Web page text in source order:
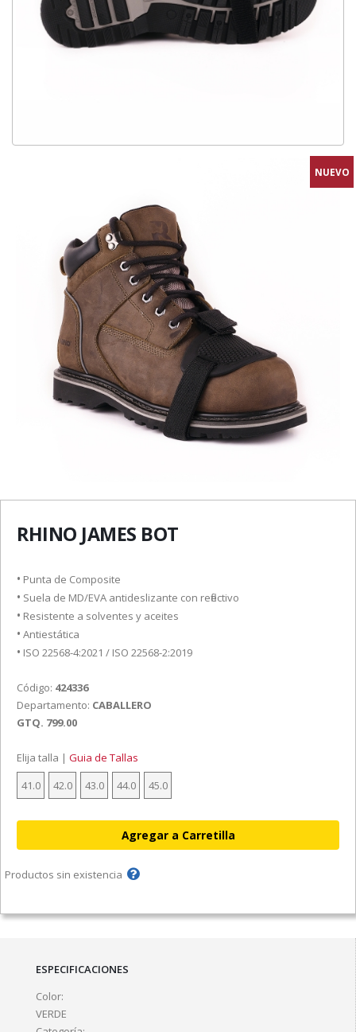
NUEVO
RHINO JAMES BOT
• Punta de Composite
• Suela de MD/EVA antideslizante con reflectivo
• Resistente a solventes y aceites
• Antiestática
• ISO 22568-4:2021 / ISO 22568-2:2019
Código: 424336
Departamento: CABALLERO
GTQ. 799.00
Elija talla | Guia de Tallas
41.0
42.0 43.0 44.0 45.0
Productos sin existencia
ESPECIFICACIONES
Color:
VERDE